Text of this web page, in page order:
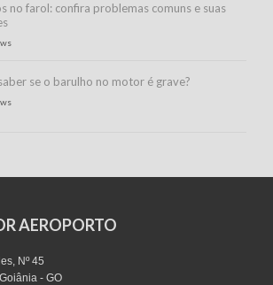
no farol: confira problemas comuns e suas
se o barulho no motor é grave?
AEROPORTO
Nº 45
- GO